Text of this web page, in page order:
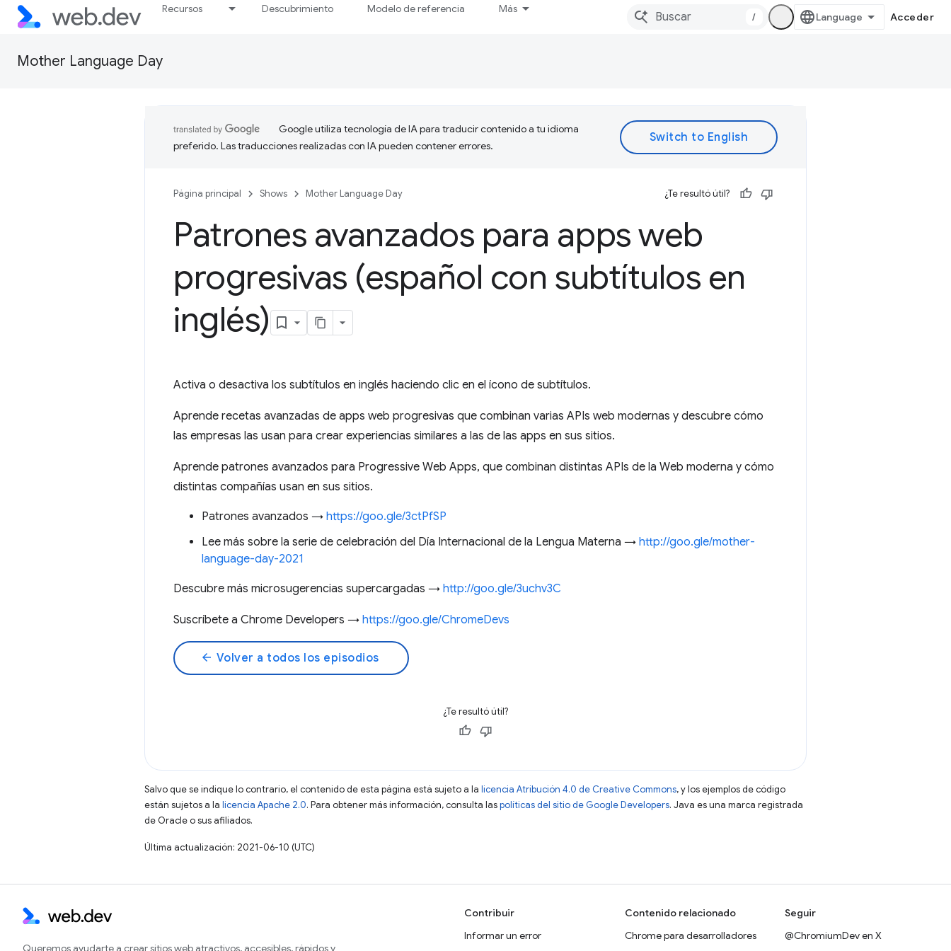
Recursos Descubrimiento Modelo de referencia Más
/ Acceder
Mother Language Day
Google utiliza tecnología de IA para traducir contenido a tu idioma
preferido. Las traducciones realizadas con IA pueden contener errores.
Página principal Shows Mother Language Day ¿Te resultó útil?
Patrones avanzados para apps web
progresivas (español con subtítulos en
inglés)
Activa o desactiva los subtítulos en inglés haciendo clic en el ícono de subtítulos.
Aprende recetas avanzadas de apps web progresivas que combinan varias APIs web modernas y descubre cómo
las empresas las usan para crear experiencias similares a las de las apps en sus sitios.
Aprende patrones avanzados para Progressive Web Apps, que combinan distintas APIs de la Web moderna y cómo
distintas compañías usan en sus sitios.
Patrones avanzados → https://goo.gle/3ctPfSP
Lee más sobre la serie de celebración del Día Internacional de la Lengua Materna → http://goo.gle/mother-
language-day-2021
Descubre más microsugerencias supercargadas → http://goo.gle/3uchv3C
Suscríbete a Chrome Developers → https://goo.gle/ChromeDevs
arrow_back Volver a todos los episodios
¿Te resultó útil?
Salvo que se indique lo contrario, el contenido de esta página está sujeto a la licencia Atribución 4.0 de Creative Commons, y los ejemplos de código
están sujetos a la licencia Apache 2.0. Para obtener más información, consulta laspolíticas del sitio de Google Developers. Java es una marca registrada
de Oracle o sus afiliados.
Última actualización: 2021-06-10 (UTC)
Queremos ayudarte a crear sitios web atractivos, accesibles, rápidos y
Contribuir
Informar un error
Contenido relacionado
Chrome para desarrolladores
Seguir
@ChromiumDev en X